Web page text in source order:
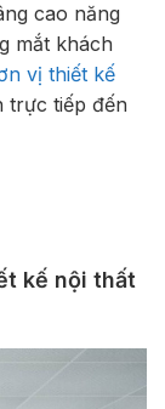
cao năng
mắt khách
vị thiết kế
trực tiếp đến
kế nội thất